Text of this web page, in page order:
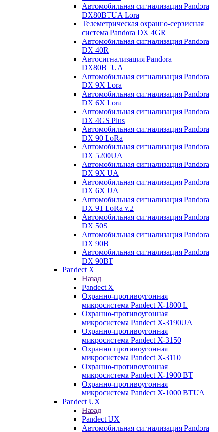
Автомобильная сигнализация Pandora
DX80BTUA Lora
Телеметрическая охранно-сервисная
система Pandora DX 4GR
Автомобильная сигнализация Pandora
DX 40R
Автосигнализация Pandora
DX80BTUA
Автомобильная сигнализация Pandora
DX 9X Lora
Автомобильная сигнализация Pandora
DX 6X Lora
Автомобильная сигнализация Pandora
DX 4GS Plus
Автомобильная сигнализация Pandora
DX 90 LoRa
Автомобильная сигнализация Pandora
DX 5200UA
Автомобильная сигнализация Pandora
DX 9Х UA
Автомобильная сигнализация Pandora
DX 6Х UA
Автомобильная сигнализация Pandora
DX 91 LoRa v.2
Автомобильная сигнализация Pandora
DX 50S
Автомобильная сигнализация Pandora
DX 90B
Автомобильная сигнализация Pandora
DX 90BT
Pandect X
Назад
Pandect X
Охранно-противоугонная
микросистема Pandect X-1800 L
Охранно-противоугонная
микросистема Pandect X-3190UA
Охранно-противоугонная
микросистема Pandect X-3150
Охранно-противоугонная
микросистема Pandect X-3110
Охранно-противоугонная
микросистема Pandect X-1900 BT
Охранно-противоугонная
микросистема Pandect X-1000 BTUA
Pandect UX
Назад
Pandect UX
Автомобильная сигнализация Pandora